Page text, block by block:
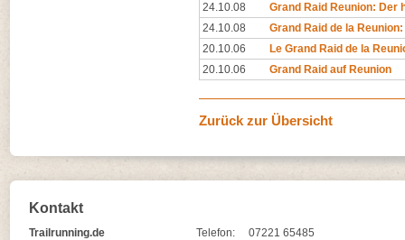
24.10.08
Grand Raid Reunion: Der
24.10.08
Grand Raid de la
20.10.06
Le Grand Raid de la
20.10.06
Grand Raid auf Reunion
Zurück zur Übersicht
Kontakt
Trailrunning.de
Telefon:
07221 65485